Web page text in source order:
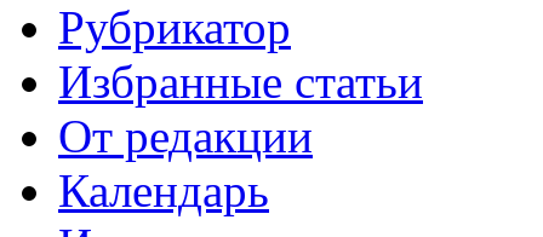
Рубрикатор
Избранные статьи
От редакции
Календарь